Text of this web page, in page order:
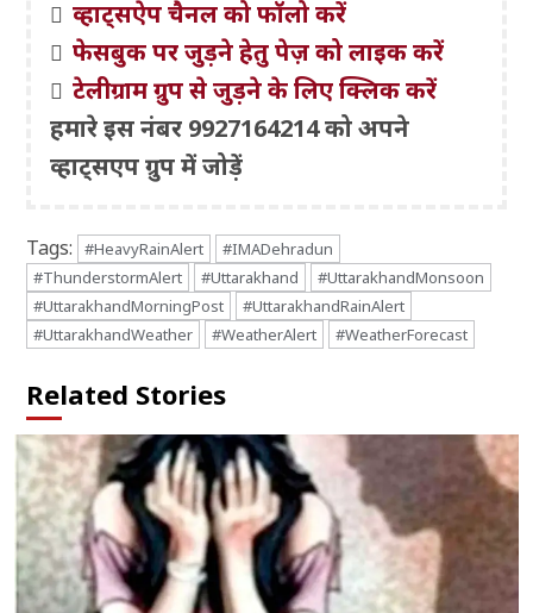
व्हाट्सऐप चैनल को फॉलो करें
फेसबुक पर जुड़ने हेतु पेज़ को लाइक करें
टेलीग्राम ग्रुप से जुड़ने के लिए क्लिक करें
हमारे इस नंबर 9927164214 को अपने
व्हाट्सएप ग्रुप में जोड़ें
Tags: #HeavyRainAlert
#IMADehradun
#ThunderstormAlert
#Uttarakhand
#UttarakhandMonsoon
#UttarakhandMorningPost
#UttarakhandRainAlert
#UttarakhandWeather
#WeatherAlert #WeatherForecast
Related Stories